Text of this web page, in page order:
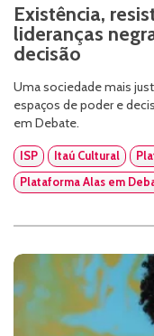
Existência,
lideranças
decisão
Uma sociedade mais
espaços de poder e
em Debate.
ISP Itaú Cultural
Plataforma Alas em